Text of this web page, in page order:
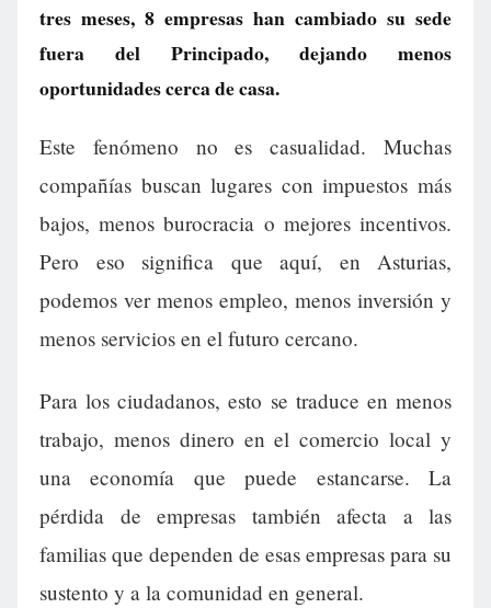
tres meses, 8 empresas han cambiado su sede
fuera del Principado, dejando menos
oportunidades cerca de casa.
Este fenómeno no es casualidad. Muchas
compañías buscan lugares con impuestos más
bajos, menos burocracia o mejores incentivos.
Pero eso significa que aquí, en Asturias,
podemos ver menos empleo, menos inversión y
menos servicios en el futuro cercano.
Para los ciudadanos, esto se traduce en menos
trabajo, menos dinero en el comercio local y
una economía que puede estancarse. La
pérdida de empresas también afecta a las
familias que dependen de esas empresas para su
sustento y a la comunidad en general.